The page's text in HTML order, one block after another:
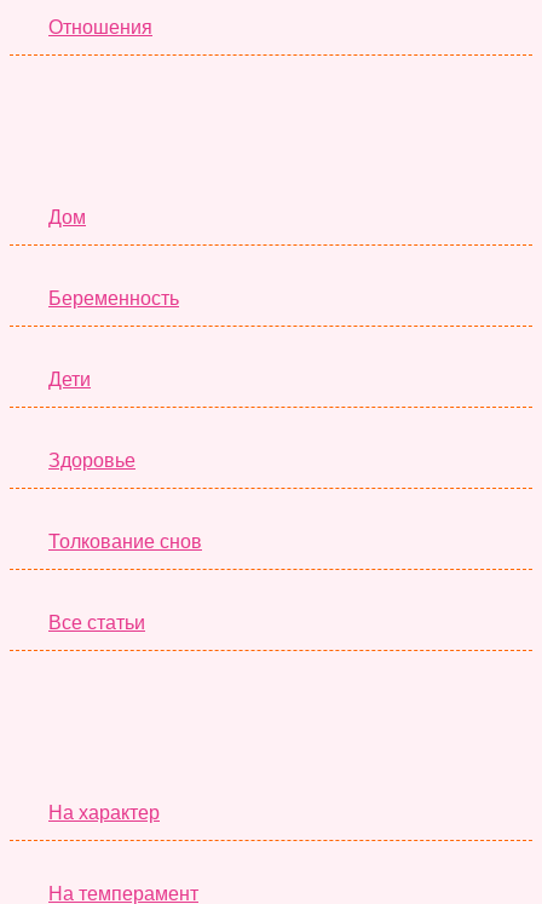
Отношения
Дом
Беременность
Дети
Здоровье
Толкование снов
Все статьи
На характер
На темперамент